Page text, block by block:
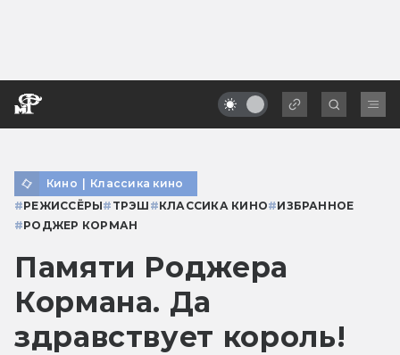
Кино | Классика кино
#РЕЖИССЁРЫ# ТРЭШ #КЛАССИКА КИНО#ИЗБРАННОЕ
#РОДЖЕР КОРМАН
Памяти Роджера
Кормана. Да
здравствует король!